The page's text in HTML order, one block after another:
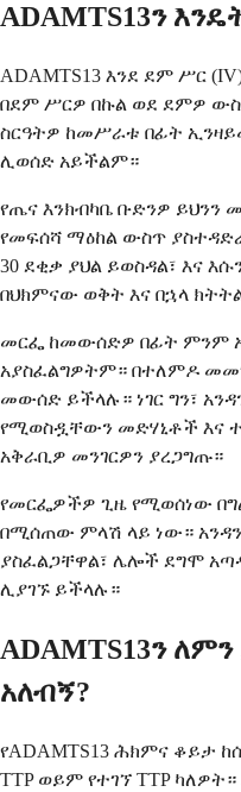
ADAMTS13ን
ADAMTS13 እንደ ደም ሥር
በደም ሥርዎ በኩል ወደ ደምዎ
ስርዓትዎ ከመሥራቱ በፊት
ሊወሰድ አይችልም።
የጤና እንክብካቤ ቡድንዎ ይህንን
የመፍሰሻ ማዕከል ውስጥ
30 ደቂቃ ያህል ይወስዳል፣ እና
በህክምናው ወቅት እና በኋላ
መርፌ ከመውሰድዎ በፊት ምንም
አያስፈልግዎትም። በተለምዶ
መውሰድ ይችላሉ። ነገር ግን፣
የሚወስዷቸውን መድሃኒቶች እና
አቅራቢዎ መንገርዎን ያረጋግጡ።
የመርፌዎችዎ ጊዜ የሚወሰነው
በሚሰጠው ምላሽ ላይ ነው።
ያስፈልጋቸዋል፣ ሌሎች ደግሞ
ሊያገኙ ይችላሉ።
ADAMTS13ን
አለብኝ?
የADAMTS13 ሕክምና ቆይታ
TTP ወይም የተገኘ TTP